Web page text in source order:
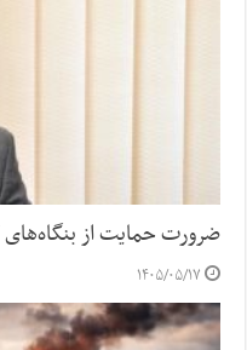
ضرورت حمایت از
۱۴۰۵/۰۵/۱۷